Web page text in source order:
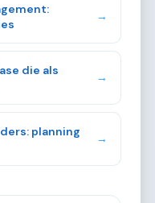
→
die als
→
planning
→